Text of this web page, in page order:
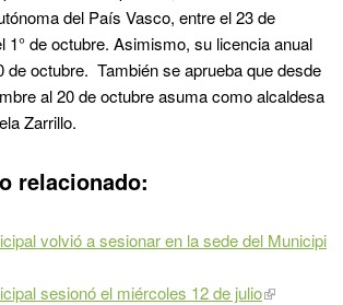
del País Vasco, entre el 23 de
1° de octubre. Asimismo, su licencia anual
de octubre. También se aprueba que desde
al 20 de octubre asuma como alcaldesa
Zarrillo.
relacionado:
volvió a sesionar en la sede del Municipi
sesionó el miércoles 12 de julio